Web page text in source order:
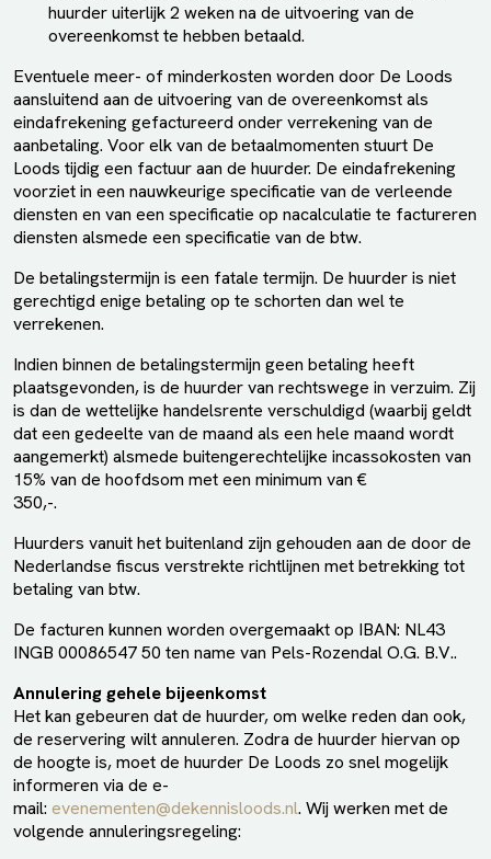
huurder uiterlijk 2 weken na de uitvoering van de
overeenkomst te hebben betaald.
Eventuele meer- of minderkosten worden door De Loods
aansluitend aan de uitvoering van de overeenkomst als
eindafrekening gefactureerd onder verrekening van de
aanbetaling. Voor elk van de betaalmomenten stuurt De
Loods tijdig een factuur aan de huurder. De eindafrekening
voorziet in een nauwkeurige specificatie van de verleende
diensten en van een specificatie op nacalculatie te factureren
diensten alsmede een specificatie van de btw.
De betalingstermijn is een fatale termijn. De huurder is niet
gerechtigd enige betaling op te schorten dan wel te
verrekenen.
Indien binnen de betalingstermijn geen betaling heeft
plaatsgevonden, is de huurder van rechtswege in verzuim. Zij
is dan de wettelijke handelsrente verschuldigd (waarbij geldt
dat een gedeelte van de maand als een hele maand wordt
aangemerkt) alsmede buitengerechtelijke incassokosten van
15% van de hoofdsom met een minimum van €
350,-.
Huurders vanuit het buitenland zijn gehouden aan de door de
Nederlandse fiscus verstrekte richtlijnen met betrekking tot
betaling van btw.
De facturen kunnen worden overgemaakt op IBAN: NL43
INGB 00086547 50 ten name van Pels-Rozendal O.G. B.V..
Annulering gehele bijeenkomst
Het kan gebeuren dat de huurder, om welke reden dan ook,
de reservering wilt annuleren. Zodra de huurder hiervan op
de hoogte is, moet de huurder De Loods zo snel mogelijk
informeren via de e-
mail: evenementen@dekennisloods.nl. Wij werken met de
volgende annuleringsregeling: